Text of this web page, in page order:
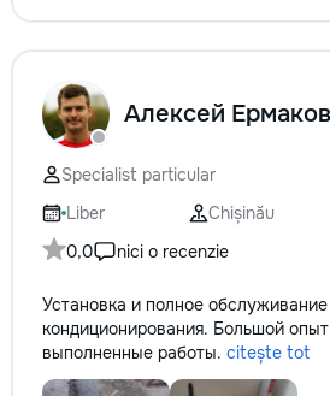
Алексей Ермаков
Specialist particular
Liber
Chișinău
0,0
nici o recenzie
Установка и полное
кондиционирования. Большой
выполненные работы. citește tot